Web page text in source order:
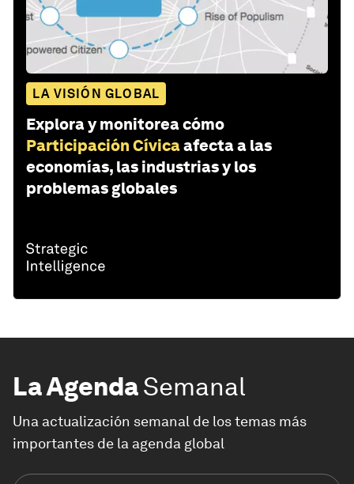
LA VISIÓN GLOBAL
Explora y monitorea cómo
Participación Cívicaafecta a las
economías, las industrias y los
problemas globales
La AgendaSemanal
Una actualización semanal de los temas más
importantes de la agenda global